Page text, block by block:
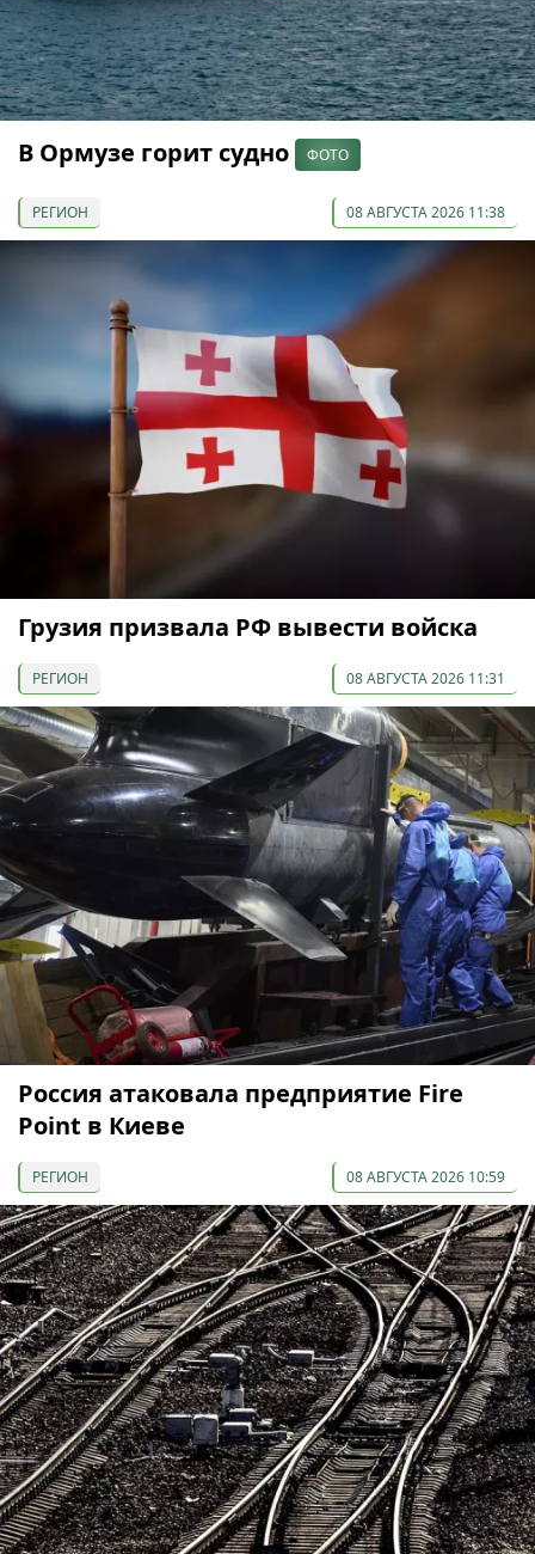
В Ормузе горит судно ФОТО
РЕГИОН 08 АВГУСТА 2026 11:38
Грузия призвала РФ вывести войска
РЕГИОН 08 АВГУСТА 2026 11:31
Россия атаковала предприятие Fire
Point в Киеве
РЕГИОН 08 АВГУСТА 2026 10:59